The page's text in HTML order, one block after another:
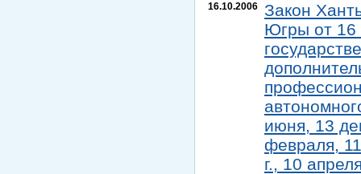
16.10.2006
Закон
Югры от 16
июня, 13
февраля,
г., 10